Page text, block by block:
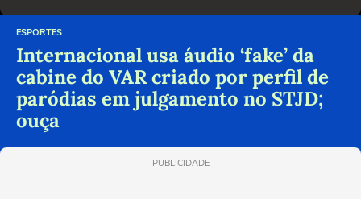
ESPORTES
Internacional usa áudio ‘fake’ da
cabine do VAR criado por perfil de
paródias em julgamento no STJD;
ouça
PUBLICIDADE